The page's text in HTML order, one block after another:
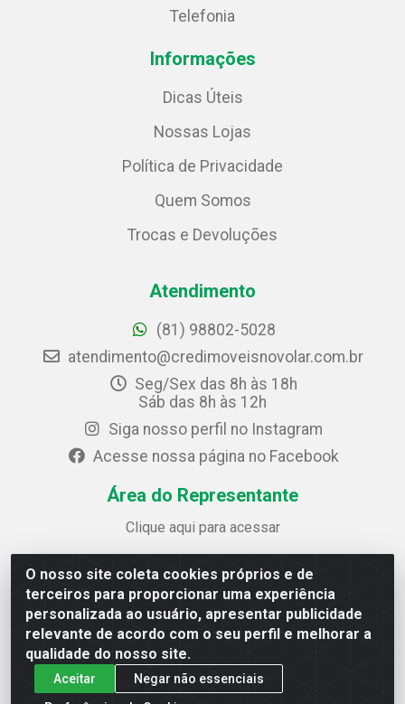
O nosso site coleta cookies próprios e de
terceiros para proporcionar uma experiência
personalizada ao usuário, apresentar publicidade
relevante de acordo com o seu perfil e melhorar a
qualidade do nosso site.
Aceitar
Negar não essenciais
Telefonia
Informações
Dicas Úteis
Nossas Lojas
Política de Privacidade
Quem Somos
Trocas e Devoluções
Atendimento
(81) 98802-5028
atendimento@credimoveisnovolar.com.br
Seg/Sex das 8h às 18h
Sáb das 8h às 12h
Siga nosso perfil no Instagram
Acesse nossa página no Facebook
Área do Representante
Clique aqui para acessar
Credimóveis Novolar Ltda
Rua José Alves Bezerra, 430 - Prazeres - Jaboatão dos
Guararapes / PE - CEP 54.325-610
CNPJ: 09.930.165/0013-70